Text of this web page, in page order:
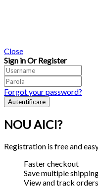
Close
Sign in Or Register
Forgot your password?
NOU AICI?
Registration is free and
Faster checkout
Save multiple
View and track